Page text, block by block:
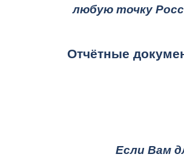
любую точку
Отчётные
Если Вам